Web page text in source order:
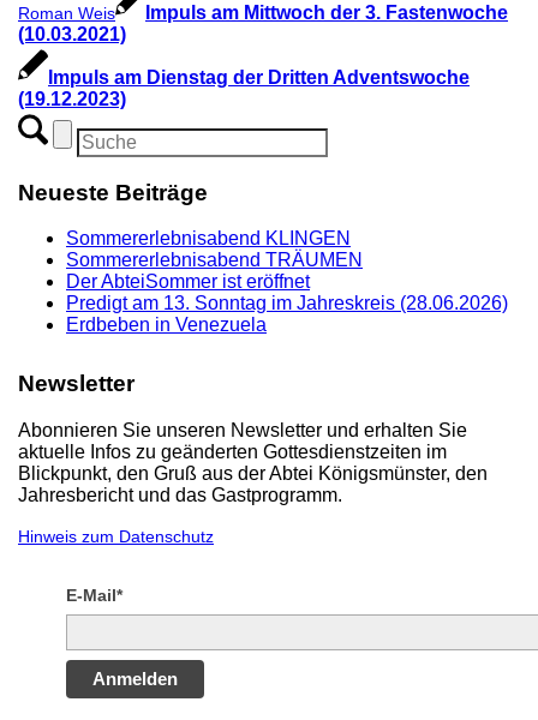
Roman Weis
Impuls am Mittwoch der 3. Fastenwoche
(10.03.2021)
Impuls am Dienstag der Dritten Adventswoche
(19.12.2023)
Neueste Beiträge
Sommererlebnisabend KLINGEN
Sommererlebnisabend TRÄUMEN
Der AbteiSommer ist eröffnet
Predigt am 13. Sonntag im Jahreskreis (28.06.2026)
Erdbeben in Venezuela
Newsletter
Abonnieren Sie unseren Newsletter und erhalten Sie
aktuelle Infos zu geänderten Gottesdienstzeiten im
Blickpunkt, den Gruß aus der Abtei Königsmünster, den
Jahresbericht und das Gastprogramm.
Hinweis zum Datenschutz
E-Mail*
Anmelden